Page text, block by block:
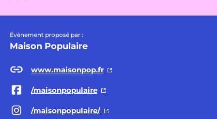
Évènement proposé par :
Maison Populaire
www.maisonpop.fr
/maisonpopulaire
/maisonpopulaire/